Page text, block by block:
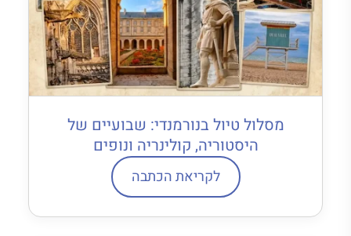
מסלול טיול בנורמנדי: שבועיים של
היסטוריה, קולינריה ונופים
לקריאת הכתבה